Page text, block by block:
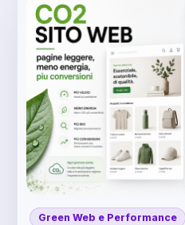
Green Web e Performance